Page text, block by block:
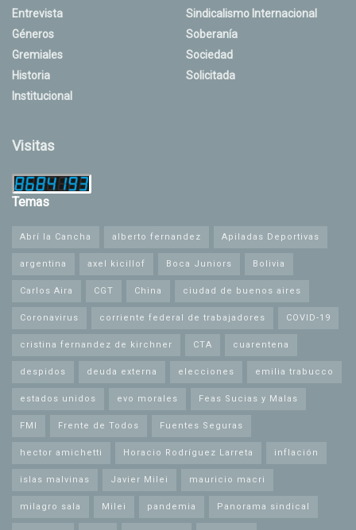
Entrevista
Géneros
Gremiales
Historia
Institucional
Sindicalismo Internacional
Soberanía
Sociedad
Solicitada
Visitas
Temas
Abrí la Cancha alberto fernandez Apiladas Deportivas
argentina axel kicillof Boca Juniors Bolivia
Carlos Aira CGT China ciudad de buenos aires
Coronavirus corriente federal de trabajadores COVID-19
cristina fernandez de kirchner CTA cuarentena
despidos deuda externa elecciones emilia trabucco
estados unidos evo morales Feas Sucias y Malas
FMI Frente de Todos Fuentes Seguras
hector amichetti Horacio Rodríguez Larreta inflación
islas malvinas Javier Milei mauricio macri
milagro sala Milei pandemia Panorama sindical